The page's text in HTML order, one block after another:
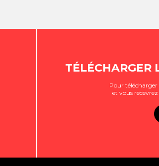
TÉLÉCHARGER
Pour
et vous